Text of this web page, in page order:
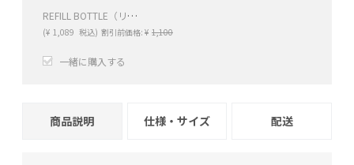
REFILL BOTTLE（リフィル ボトル）
(¥ 1,089 税込) 割引前価格: ¥ 1,100
一緒に購入する
商品説明 仕様・サイズ 配送